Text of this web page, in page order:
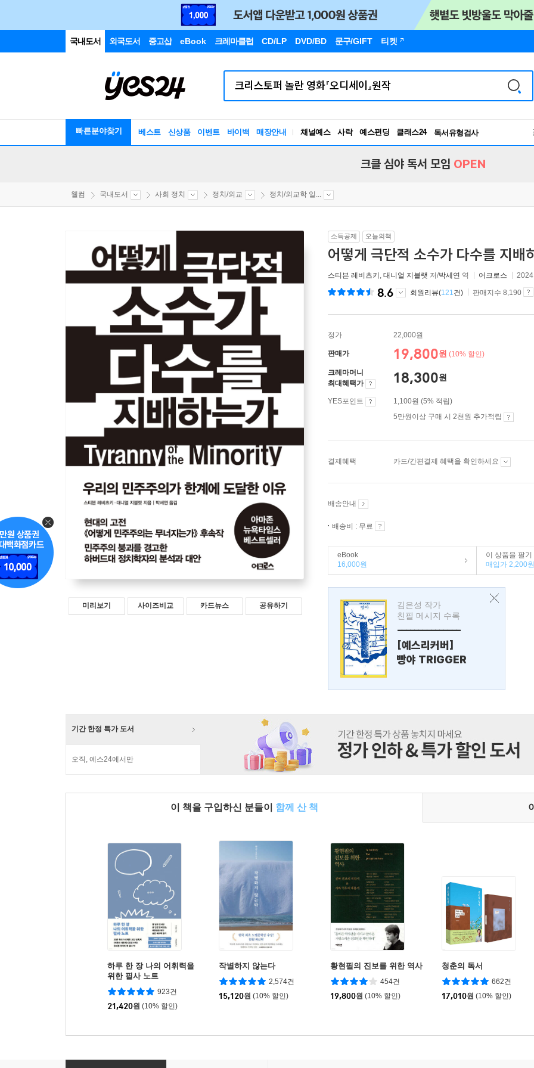
국내도서 외국도서 중고샵 eBook 크레마클럽 CD/LP DVD/BD 문구/GIFT 티켓
빠른분야찾기 베스트 신상품 이벤트 바이백 매장안내 채널예스 사락 예스펀딩 클래스24
독서유형검사
RBTI Lab
크클 심야 독서 모임 OPEN
웰컴 국내도서 사회 정치 정치/외교 정치/외교학 일...
미리보기 사이즈비교 카드뉴스 공유하기
소득공제 오늘의책
어떻게 극단적 소수가 다수를 지배
스티븐 레비츠키 , 대니얼 지블랫 저/박세연 역 어크로스
8.6 회원리뷰(121건) 판매지수 8,190
정가 22,000원
판매가 19,800원 (10% 할인)
크레마머니
최대혜택가
18,300원
YES포인트
1,100원 (5% 적립)
5만원이상 구매 시 2천원 추가적립
결제혜택 카드/간편결제 혜택을 확인하세요
배송안내
배송비 : 무료
eBook
16,000원
이 상품을 팔기
매입가 2,200원
김은성 작가
친필 메시지 수록
---------------
[예스리커버]
빵야 TRIGGER
기간 한정 특가 도서
오직, 예스24에서만
이 책을 구입하신 분들이 함께 산 책
하루 한 장 나의 어휘력을
위한 필사 노트
923건
21,420원 (10% 할인)
작별하지 않는다
2,574건
15,120원 (10% 할인)
황현필의 진보를 위한 역사
454건
19,800원 (10% 할인)
청춘의 독서
662건
17,010원 (10% 할인)